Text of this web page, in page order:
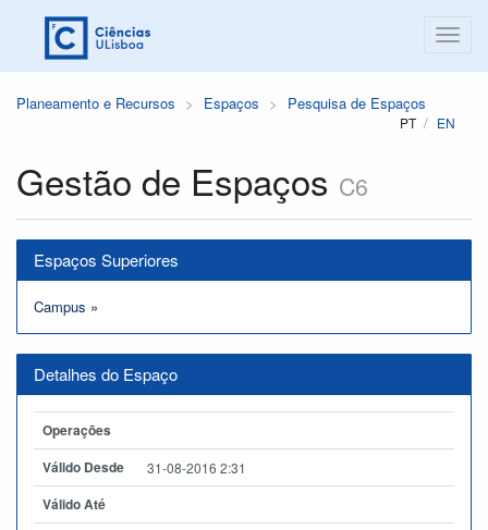
Planeamento e Recursos Espaços Pesquisa de Espaços
PT EN
Gestão de Espaços C6
Espaços Superiores
Campus »
Detalhes do Espaço
Operações
Válido Desde
31-08-2016 2:31
Válido Até